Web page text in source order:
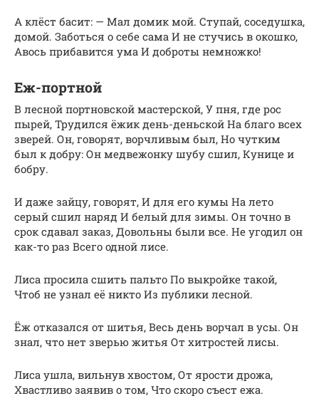
А клёст басит: — Мал домик мой. Ступай, соседушка,
домой. Заботься о себе сама И не стучись в окошко,
Авось прибавится ума И доброты немножко!
Еж-портной
В лесной портновской мастерской, У пня, где рос
пырей, Трудился ёжик день-деньской На благо всех
зверей. Он, говорят, ворчливым был, Но чутким
был к добру: Он медвежонку шубу сшил, Кунице и
бобру.
И даже зайцу, говорят, И для его кумы На лето
серый сшил наряд И белый для зимы. Он точно в
срок сдавал заказ, Довольны были все. Не угодил он
как-то раз Всего одной лисе.
Лиса просила сшить пальто По выкройке такой,
Чтоб не узнал её никто Из публики лесной.
Ёж отказался от шитья, Весь день ворчал в усы. Он
знал, что нет зверью житья От хитростей лисы.
Лиса ушла, вильнув хвостом, От ярости дрожа,
Хвастливо заявив о том, Что скоро съест ежа.